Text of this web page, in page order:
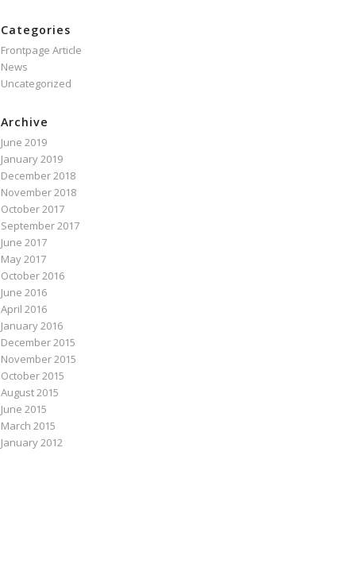
Categories
Frontpage Article
News
Uncategorized
Archive
June 2019
January 2019
December 2018
November 2018
October 2017
September 2017
June 2017
May 2017
October 2016
June 2016
April 2016
January 2016
December 2015
November 2015
October 2015
August 2015
June 2015
March 2015
January 2012